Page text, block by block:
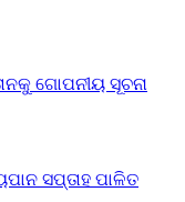
ଗୋପନୀୟ ସୂଚନା
ସପ୍ତାହ ପାଳିତ